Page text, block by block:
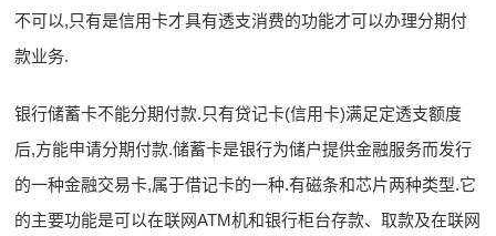
不可以,只有是信用卡才具有透支消费的功能才可以办理分期付
款业务.
银行储蓄卡不能分期付款.只有贷记卡(信用卡)满足定透支额度
后,方能申请分期付款.储蓄卡是银行为储户提供金融服务而发行
的一种金融交易卡,属于借记卡的一种.有磁条和芯片两种类型.它
的主要功能是可以在联网ATM机和银行柜台存款、取款及在联网